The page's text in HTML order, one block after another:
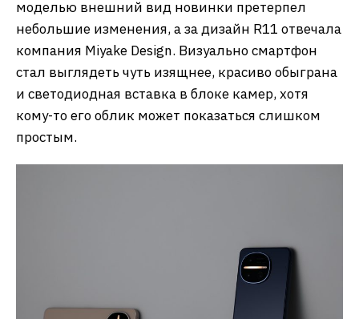
моделью внешний вид новинки претерпел
небольшие изменения, а за дизайн R11 отвечала
компания Miyake Design. Визуально смартфон
стал выглядеть чуть изящнее, красиво обыграна
и светодиодная вставка в блоке камер, хотя
кому-то его облик может показаться слишком
простым.